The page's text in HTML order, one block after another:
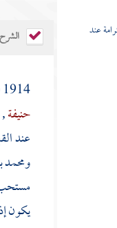
عند
الشرح
1914 ( إذا مرت بكم جنازة فقوموا فمن تبعها فلا يقعد حتى توضع ) قال
حنيفة,
عند
يكون